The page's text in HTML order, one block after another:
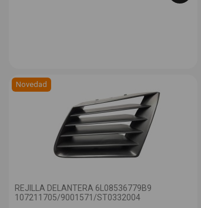
Novedad
REJILLA DELANTERA 6L08536779B9
107211705/9001571/ST0332004